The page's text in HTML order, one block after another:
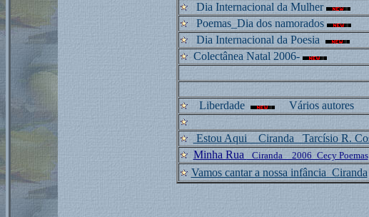
Dia Internacional da Mulher
Poemas_Dia dos namorados
Dia Internacional da Poesia
Colectânea Natal 2006-
Liberdade
Vários autores
Estou Aqui _ Ciranda _Tarcísio R.
Minha Rua
_Ciranda _ 2006_Cecy Poemas
Vamos cantar a nossa infância_Ciranda